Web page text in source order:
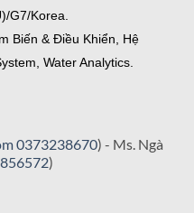
G7/Korea.
Biến & Điều Khiển, Hệ
Water Analytics.
0373238670) - Ms. Ngà
)